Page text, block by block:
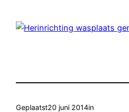
Geplaatst20 juni 2014in